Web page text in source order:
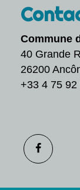
Commune
40 Grande
26200
+33 4 75 92